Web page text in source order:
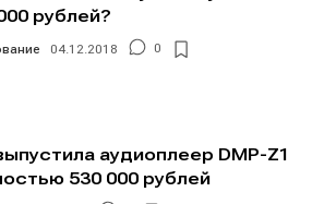
рублей?
04.12.2018 0
аудиоплеер DMP-Z1
530 000 рублей